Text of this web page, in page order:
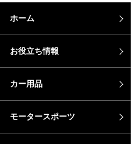
ホーム
お役立ち情報
カー用品
モータースポーツ